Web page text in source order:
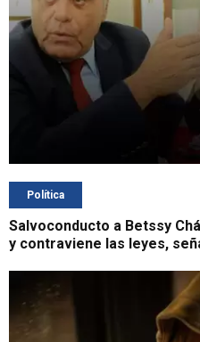
Política
Salvoconducto a Betssy
y contraviene las leyes,